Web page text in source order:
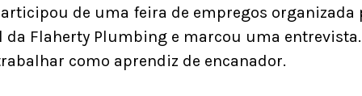
de uma feira de empregos organizada
da Flaherty Plumbing e marcou uma
como aprendiz de encanador.